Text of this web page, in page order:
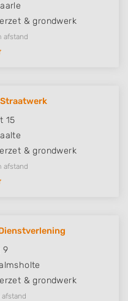
& grondwerk
afstand
15
& grondwerk
afstand
9
& grondwerk
afstand